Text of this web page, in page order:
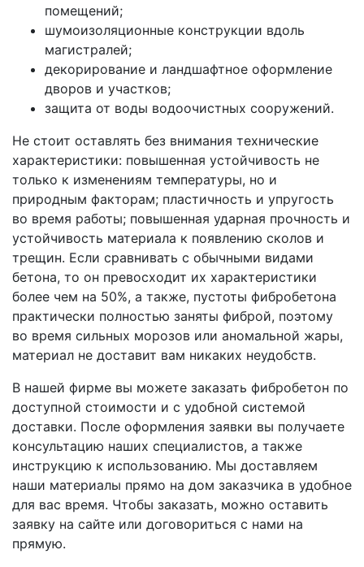
помещений;
шумоизоляционные конструкции вдоль
магистралей;
декорирование и ландшафтное оформление
дворов и участков;
защита от воды водоочистных сооружений.
Не стоит оставлять без внимания технические
характеристики: повышенная устойчивость не
только к изменениям температуры, но и
природным факторам; пластичность и упругость
во время работы; повышенная ударная прочность и
устойчивость материала к появлению сколов и
трещин. Если сравнивать с обычными видами
бетона, то он превосходит их характеристики
более чем на 50%, а также, пустоты фибробетона
практически полностью заняты фиброй, поэтому
во время сильных морозов или аномальной жары,
материал не доставит вам никаких неудобств.
В нашей фирме вы можете заказать фибробетон по
доступной стоимости и с удобной системой
доставки. После оформления заявки вы получаете
консультацию наших специалистов, а также
инструкцию к использованию. Мы доставляем
наши материалы прямо на дом заказчика в удобное
для вас время. Чтобы заказать, можно оставить
заявку на сайте или договориться с нами на
прямую.